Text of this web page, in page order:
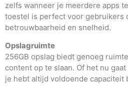
zelfs wanneer je meerdere apps
toestel is perfect voor gebruikers
betrouwbaarheid en snelheid.
Opslagruimte
256GB opslag biedt genoeg
content op te slaan. Of het nu gaat
je hebt altijd voldoende capaciteit